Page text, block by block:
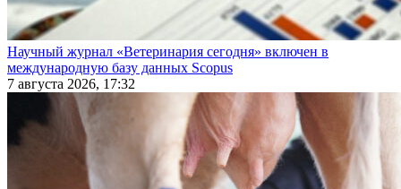
Научный журнал «Ветеринария сегодня» включен в
международную базу данных Scopus
7 августа 2026, 17:32